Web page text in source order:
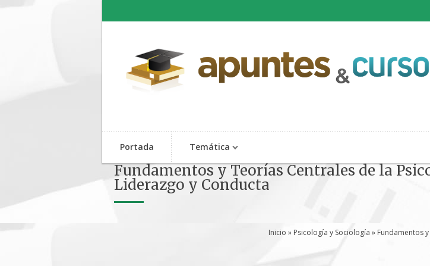
Portada Temática
Fundamentos y Teorías Centrales de la
Liderazgo y Conducta
Inicio » Psicología y Sociología » Fundamentos